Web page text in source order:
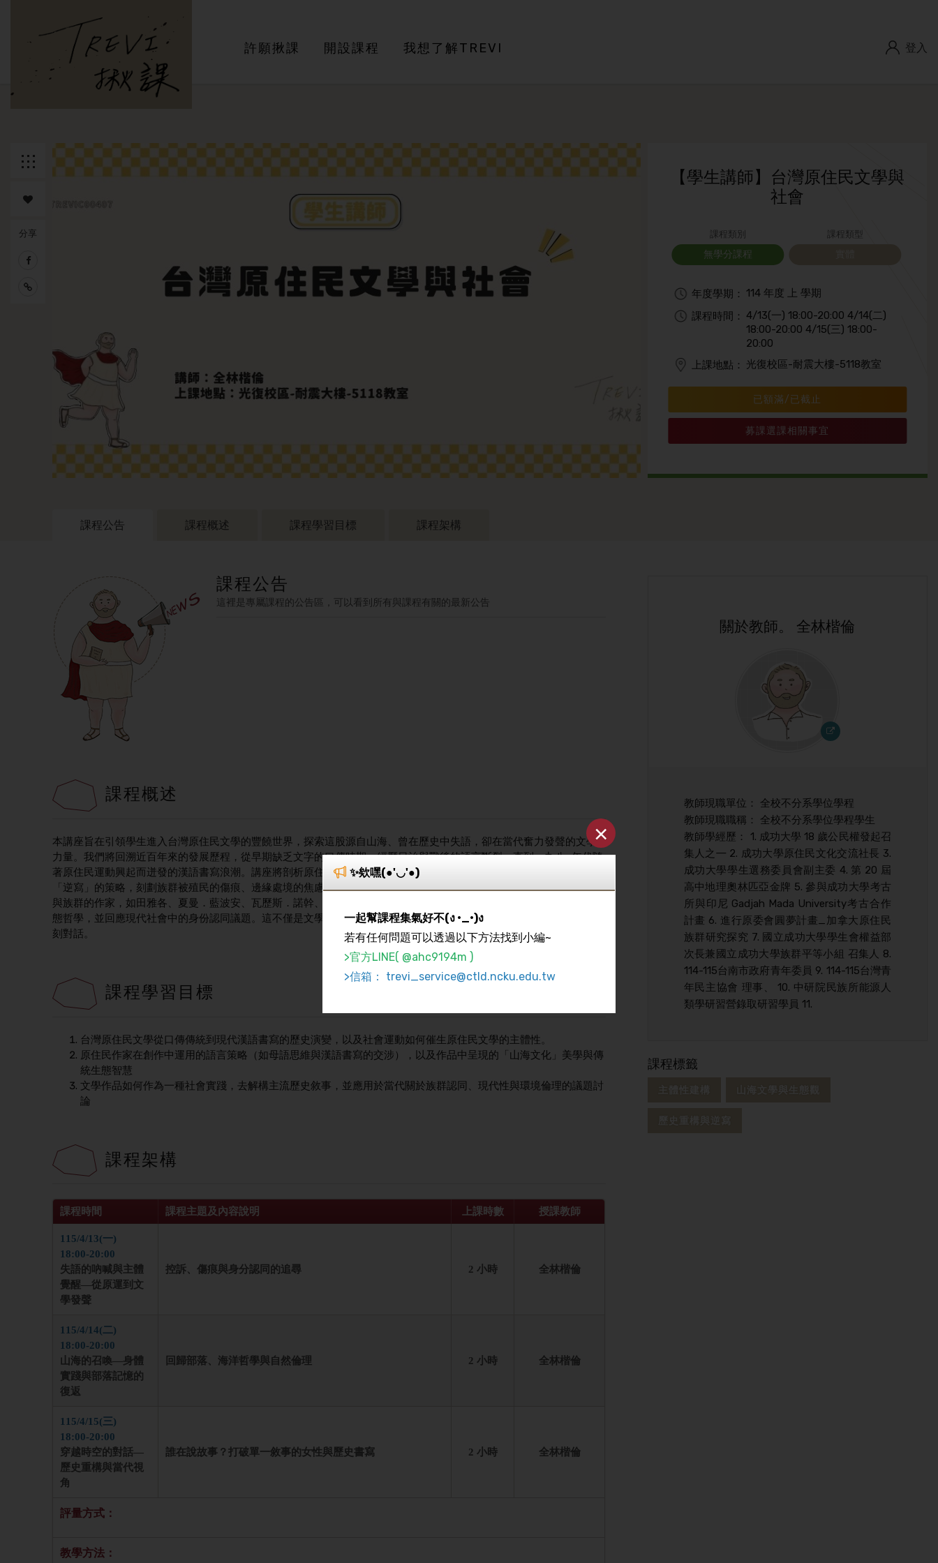
✨欸嘿(●'◡'●)
一起幫課程集氣好不(ง •_•)ง
若有任何問題可以透過以下方法找到小編~
>官方LINE( @ahc9194m )
>信箱： trevi_service@ctld.ncku.edu.tw
×
登入
許願揪課 開設課程 我想了解TREVI
返回列
表
追蹤課
分享
【學生講師】台灣原住民文學與
社會
課程類別
無學分課程
課程類型
年度學期：
114 年度 上 學期
課程時間： 4/13(一) 18:00-20:00 4/14(二)
18:00-20:00 4/15(三) 18:00-
20:00
上課地點：
光復校區-耐震大樓-5118教室
已額滿/已截止
募課選課相關事宜
課程公告 課程概述 課程學習目標 課程架構
課程公告
這裡是專屬課程的公告區，可以看到所有與課程有關的最新公告
課程概述
本講座旨在引領學生進入台灣原住民文學的豐饒世界，探索這股源自山海、曾在歷史中失語，卻在當代奮力發聲的文學
力量。我們將回溯近百年來的發展歷程，從早期缺乏文字的口傳時期，經歷日治與戰後的語言斷裂，直到一九八○年代隨
著原住民運動興起而迸發的漢語書寫浪潮。講座將剖析原住民作家如何運用「借來的語言」（漢語），透過「挪用」與
「逆寫」的策略，刻劃族群被殖民的傷痕、邊緣處境的焦慮，以及回歸部落母體的文化復振。我們將深入探討不同世代
與族群的作家，如田雅各、夏曼．藍波安、瓦歷斯．諾幹、巴代等人，如何以文學重構歷史記憶、展現海洋與山林的生
態哲學，並回應現代社會中的身份認同議題。這不僅是文學的閱讀，更是一場關於台灣歷史、土地倫理與族群共榮的深
刻對話。
課程學習目標
台灣原住民文學從口傳傳統到現代漢語書寫的歷史演變，以及社會運動如何催生原住民文學的主體性。
原住民作家在創作中運用的語言策略（如母語思維與漢語書寫的交涉），以及作品中呈現的「山海文化」美學與傳
統生態智慧
文學作品如何作為一種社會實踐，去解構主流歷史敘事，並應用於當代關於族群認同、現代性與環境倫理的議題討
論
課程架構
課程時間 課程主題及內容說明 上課時數 授課教師
115/4/13(一)
18:00-20:00
失語的吶喊與主體
覺醒—從原運到文
學發聲
控訴、傷痕與身分認同的追尋 2 小時 全林楷倫
115/4/14(二)
18:00-20:00
山海的召喚—身體
實踐與部落記憶的
復返
回歸部落、海洋哲學與自然倫理 2 小時 全林楷倫
115/4/15(三)
18:00-20:00
穿越時空的對話—
歷史重構與當代視
角
誰在說故事？打破單一敘事的女性與歷史書寫 2 小時 全林楷倫
評量方式：
教學方法：
關於教師。 全林楷倫
教師現職單位： 全校不分系學位學程
教師現職職稱： 全校不分系學位學程學生
教師學經歷： 1. 成功大學 18 歲公民權發起召
集人之㇐ 2. 成功大學原住民文化交流社長 3.
成功大學學生選務委員會副主委 4. 第 20 屆
高中地理奧林匹亞金牌 5. 參與成功大學考古
所與印尼 Gadjah Mada University考古合作
計畫 6. 進行原委會圓夢計畫_加拿大原住民
族群研究探究 7. 國立成功大學學生會權益部
次長兼國立成功大學族群平等小組 召集人 8.
114-115台南市政府青年委員 9. 114-115台灣青
年民主協會 理事、 10. 中研院民族所能源人
類學研習營錄取研習學員 11.
課程標籤